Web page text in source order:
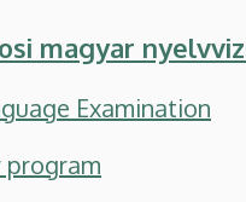
magyar
Examination
program